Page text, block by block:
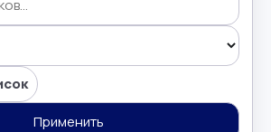
Применить